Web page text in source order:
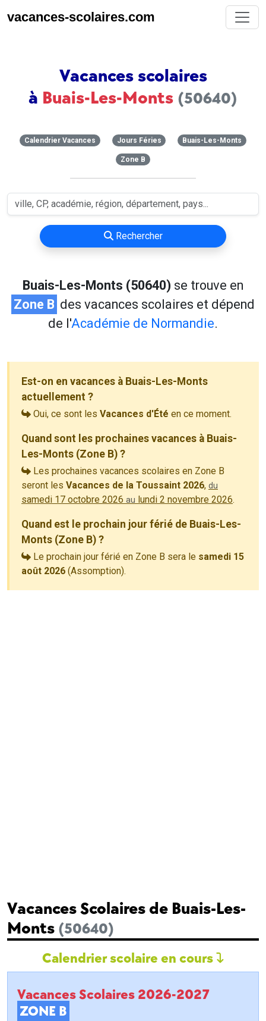
vacances-scolaires.com
Vacances scolaires
à Buais-Les-Monts (50640)
Calendrier Vacances Jours Féries Buais-Les-Monts
Zone B
Rechercher
Buais-Les-Monts (50640) se trouve en
Zone B des vacances scolaires et dépend
de l'Académie de Normandie.
Est-on en vacances à Buais-Les-Monts
actuellement ?
Oui, ce sont les Vacances d'Été en ce moment.
Quand sont les prochaines vacances à Buais-
Les-Monts (Zone B) ?
Les prochaines vacances scolaires en Zone B
seront les Vacances de la Toussaint 2026, du
samedi 17 octobre 2026 au lundi 2 novembre 2026.
Quand est le prochain jour férié de Buais-Les-
Monts (Zone B) ?
Le prochain jour férié en Zone B sera le samedi 15
août 2026 (Assomption).
Vacances Scolaires de Buais-Les-
Monts (50640)
Calendrier scolaire en cours
Vacances Scolaires 2026-2027
ZONE B